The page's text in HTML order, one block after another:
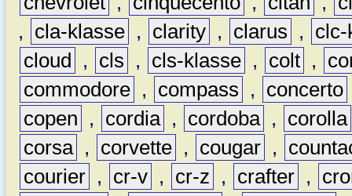
,
cla-klasse , clarity , clarus ,
clc-
cloud
, cls , cls-klasse , colt ,
commodore , compass , concerto
copen
, cordia , cordoba ,
corolla
corsa , corvette , cougar ,
courier , cr-v , cr-z , crafter ,